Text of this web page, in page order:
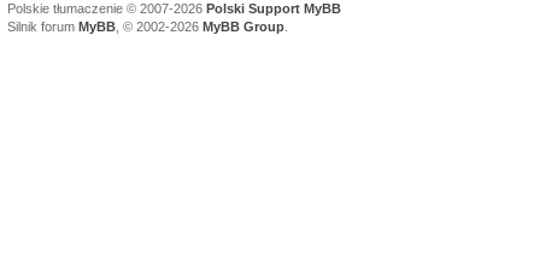
Polskie tłumaczenie © 2007-2026 Polski Support MyBB
Silnik forum MyBB , © 2002-2026 MyBB Group